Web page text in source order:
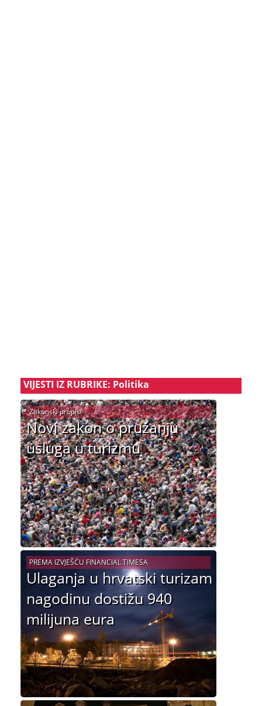
VIJESTI IZ RUBRIKE: Politika
Novi zakon o pružanju
usluga u turizmu
Zakonski propisi
Ulaganja u hrvatski turizam
nagodinu dostižu 940
milijuna eura
PREMA IZVJEŠĆU FINANCIAL TIMESA